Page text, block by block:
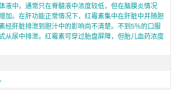
液中。通常只在脊髓液中浓度较低，但在脑膜炎情况
加。在肝功能正常情况下，红霉素集中在肝脏中并随胆
经肝脏排泄到胆汁中的影响尚不清楚。不到5％的口服
从尿中排泄。红霉素可穿过胎盘屏障，但胎儿血药浓度